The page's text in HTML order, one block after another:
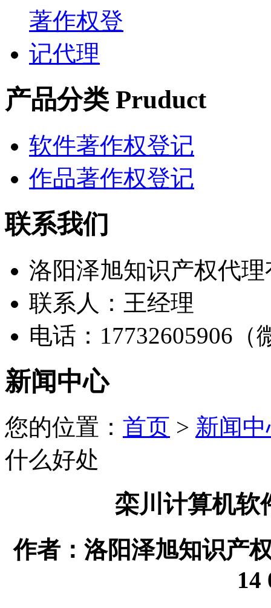
产品分类 Pruduct
软件著作权登记
作品著作权登记
联系我们
洛阳泽旭知识产权代
联系人：王经理
电话：17732605906（
新闻中心
您的位置： 首页 > 新闻
什么好处
栾川计算机软
作者：洛阳泽旭知识产
14